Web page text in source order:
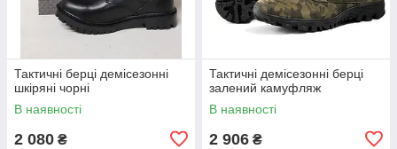
Тактичні берці демісезонні
шкіряні чорні
В наявності
2 080 ₴
Тактичні демісезонні берці
залений камуфляж
В наявності
2 906 ₴